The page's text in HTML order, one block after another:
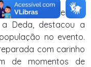
de Sete
Deda, destacou a
no evento.
com carinho
de momentos de